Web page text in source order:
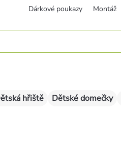
Dárkové poukazy Montáž
hřiště Dětské domečky